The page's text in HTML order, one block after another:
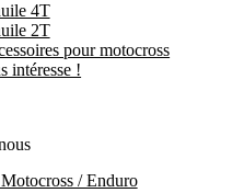
4T
2T
pour motocross
intéresse !
/ Enduro